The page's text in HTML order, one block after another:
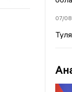
07/08